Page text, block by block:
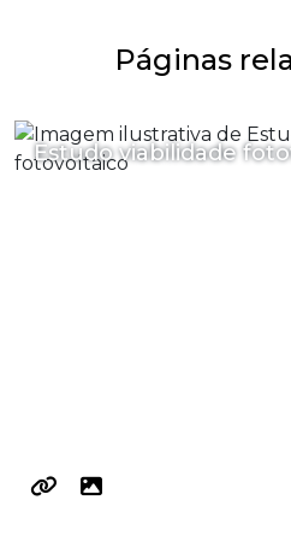
Páginas
Estudo viabilidade